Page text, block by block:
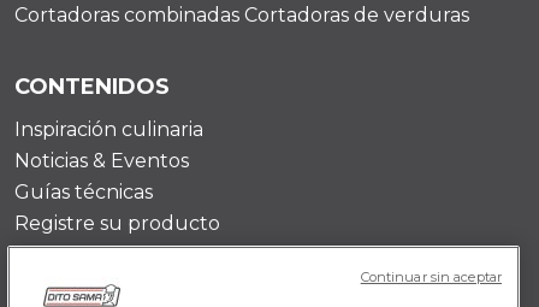
Cortadoras combinadas Cortadoras de verduras
CONTENIDOS
Inspiración culinaria
Noticias & Eventos
Guías técnicas
Registre su producto
DITO SAMA ES-US
Continuar sin aceptar